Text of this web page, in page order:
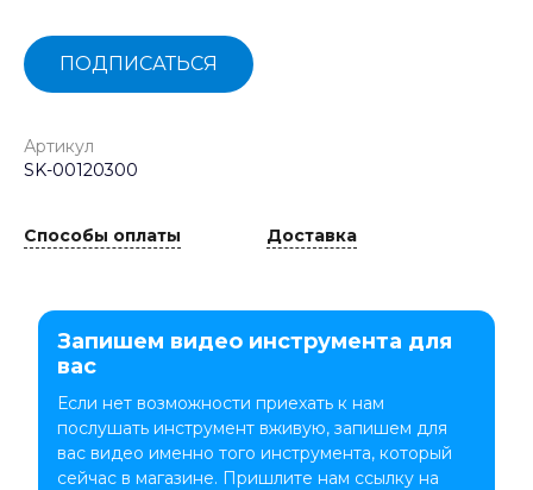
ПОДПИСАТЬСЯ
Артикул
SK-00120300
Способы оплаты Доставка
Запишем видео инструмента для
вас
Если нет возможности приехать к нам
послушать инструмент вживую, запишем для
вас видео именно того инструмента, который
сейчас в магазине. Пришлите нам ссылку на